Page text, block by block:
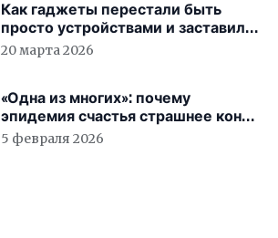
Как гаджеты перестали быть
просто устройствами и заставили
вас бесплатно работать
20 марта 2026
«Одна из многих»: почему
эпидемия счастья страшнее конца
света
5 февраля 2026